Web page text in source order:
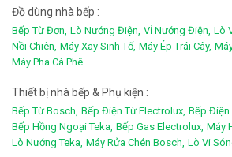
Đồ dùng nhà bếp :
Bếp Từ Đơn, Lò Nướng Điện, Vỉ Nướng Điện, Lò
Nồi Chiên, Máy Xay Sinh Tố, Máy Ép Trái Cây,
Máy Pha Cà Phê
Thiết bị nhà bếp & Phụ kiện :
Bếp Từ Bosch, Bếp Điện Từ Electrolux, Bếp Điện
Bếp Hồng Ngoại Teka, Bếp Gas Electrolux, Máy
Lò Nướng Teka, Máy Rửa Chén Bosch, Lò Vi